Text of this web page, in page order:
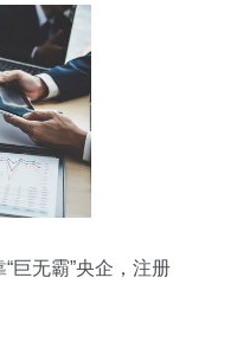
巨无霸”央企，注册